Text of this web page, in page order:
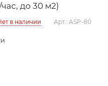
до 30 м2)
в наличии Арт.: ASP-80